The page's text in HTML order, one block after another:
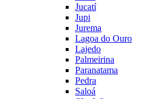
Jucatí
Jupi
Jurema
Lagoa do Ouro
Lajedo
Palmeirina
Paranatama
Pedra
Saloá